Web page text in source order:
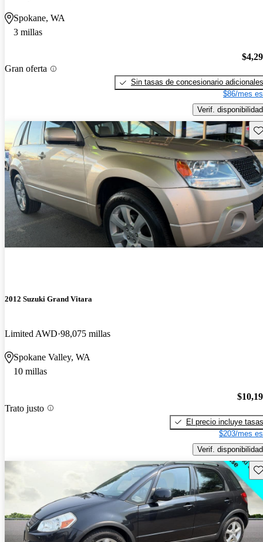
Spokane, WA
3 millas
Gran oferta
Sin tasas de concesionario adicionales
$86/mes
Verif. disponibilidad
2012 Suzuki Grand Vitara
Limited AWD 98,075 millas
Spokane Valley, WA
10 millas
Trato justo
El precio incluye tasas
$203/mes
Verif. disponibilidad